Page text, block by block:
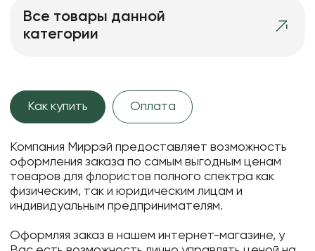
Все товары данной
категории
Как купить Оплата
Компания Миррэй предоставляет возможность
оформления заказа по самым выгодным ценам
товаров для флористов полного спектра как
физическим, так и юридическим лицам и
индивидуальным предпринимателям.
Оформляя заказ в нашем интернет-магазине, у